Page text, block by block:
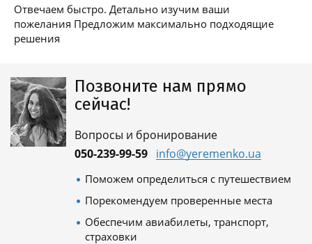
Отвечаем быстро. Детально изучим ваши
пожелания Предложим максимально подходящие
решения
Позвоните нам прямо
сейчас!
Вопросы и бронирование
050-239-99-59 info@yeremenko.ua
Поможем определиться с путешествием
Порекомендуем проверенные места
Обеспечим авиабилеты, транспорт,
страховки